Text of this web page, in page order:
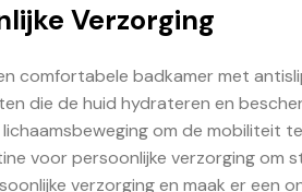
Verzorging
comfortabele badkamer met
die de huid hydrateren en
om de mobiliteit
voor persoonlijke verzorging om
verzorging en maak er een